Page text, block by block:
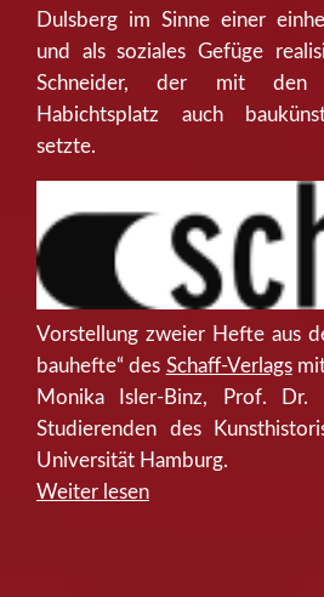
Dulsberg im Sinne einer
und als soziales Gefüge
Schneider, der mit den
Habichtsplatz auch
setzte.
Vorstellung zweier Hefte aus
bauhefte“ des Schaff-Verlagsmit
Monika Isler-Binz, Prof. Dr.
Studierenden des
Universität Hamburg.
Weiter lesen“Heftvorstellung